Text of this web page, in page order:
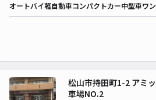
オートバイ軽自動車コンパクトカー中型車ワ
松山市持田町1-2 アミ
車場NO.2